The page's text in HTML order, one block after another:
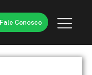
Fale Conosco